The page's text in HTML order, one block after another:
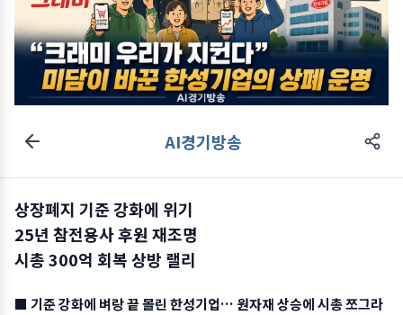
AI경기방송
상장폐지 기준 강화에 위기
25년 참전용사 후원 재조명
시총 300억 회복 상방 랠리
■ 기준 강화에 벼랑 끝 몰린 한성기업… 원자재 상승에 시총 쪼그라